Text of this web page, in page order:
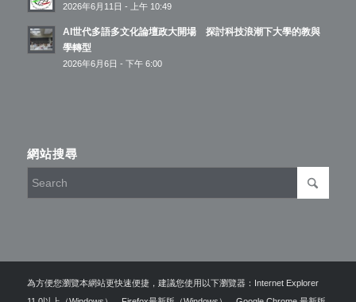
2026年6月11日 - 上午 10:49
AI世代多語多文化論壇政大開場 探討科技浪潮下大學的教與
學轉型
2026年6月6日 - 下午 6:00
網站搜尋
為方便您瀏覽本網站更快速便捷，建議您使用以下瀏覽器：Internet Explorer